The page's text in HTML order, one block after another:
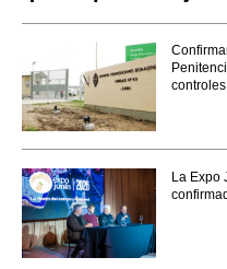
La Expo